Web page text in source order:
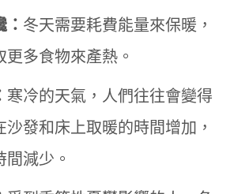
冬天需要耗費能量來保暖，
更多食物來產熱。
寒冷的天氣，人們往往會變得
沙發和床上取暖的時間增加，
間減少。